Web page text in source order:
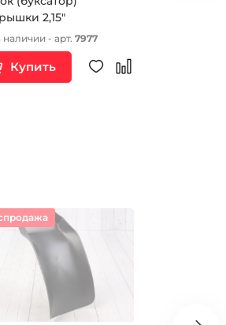
2,15"
наличии - арт. 7977
Купить